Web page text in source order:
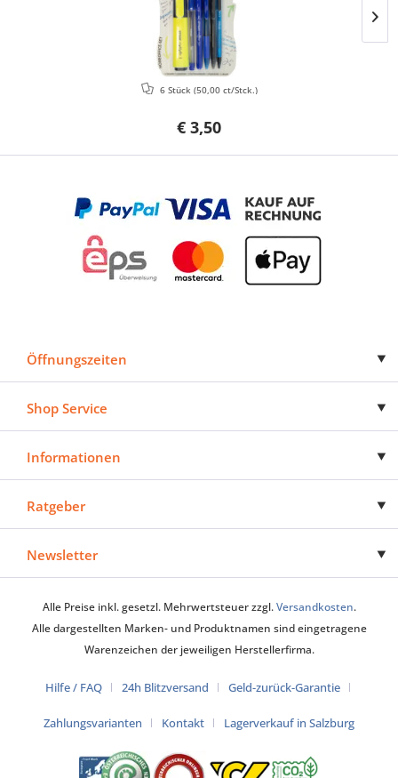
€ 3,50
6 Stück (50,00 ct/Stck.)
Öffnungszeiten
Shop Service
Informationen
Ratgeber
Newsletter
Alle Preise inkl. gesetzl. Mehrwertsteuer zzgl.Versandkosten.
Alle dargestellten Marken- und Produktnamen sind eingetragene
Warenzeichen der jeweiligen Herstellerfirma.
Hilfe / FAQ 24h Blitzversand Geld-zurück-Garantie
Zahlungsvarianten Kontakt Lagerverkauf in Salzburg